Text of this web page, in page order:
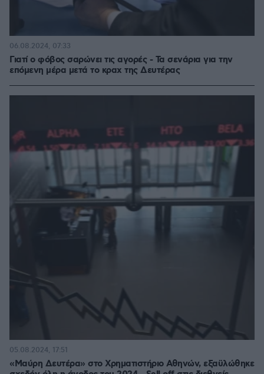
Γιατί ο φόβος σαρώνει τις αγορές - Τα σενάρια για την
επόμενη μέρα μετά το κραχ της Δευτέρας
06.08.2024, 07:33
«Μαύρη Δευτέρα» στο Χρηματιστήριο Αθηνών, εξαϋλώθηκε
05.08.2024, 17:51